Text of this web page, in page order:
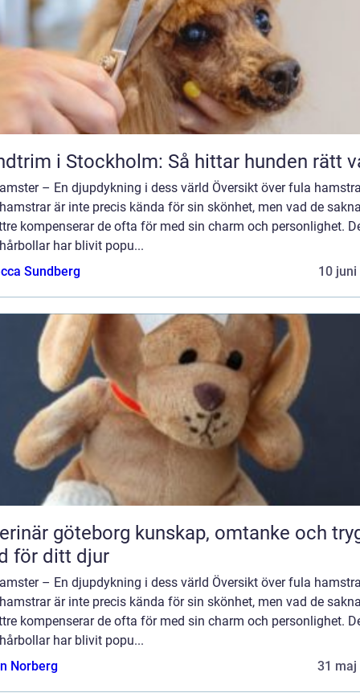
i Stockholm: Så hittar hunden rätt
– En djupdykning i dess värld Översikt över fula
är inte precis kända för sin skönhet, men vad de
kompenserar de ofta för med sin charm och personlighet.
har blivit popu...
Sundberg
10 juni
kunskap, omtanke och trygg
för ditt djur
– En djupdykning i dess värld Översikt över fula
är inte precis kända för sin skönhet, men vad de
kompenserar de ofta för med sin charm och personlighet.
har blivit popu...
Norberg
31 maj